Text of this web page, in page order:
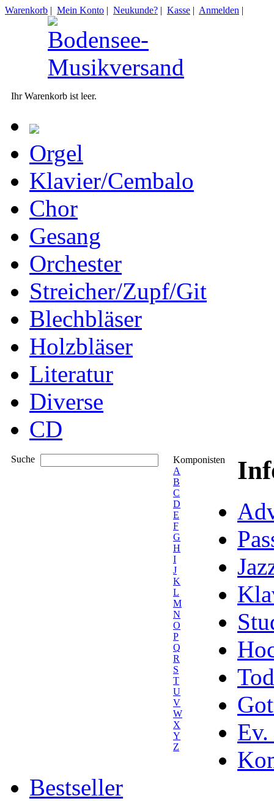
Warenkorb | Mein Konto | Neukunde? | Kasse | Anmelden |
Ihr Warenkorb ist leer.
Orgel
Klavier/Cembalo
Chor
Gesang
Orchester
Streicher/Zupf/Git
Blechbläser
Holzbläser
Literatur
Diverse
CD
Suche
Komponisten
A
B
C
D
E
F
G
H
I
J
K
L
M
N
O
P
Q
R
S
T
U
V
W
X
Y
Z
Ev.
Bestseller